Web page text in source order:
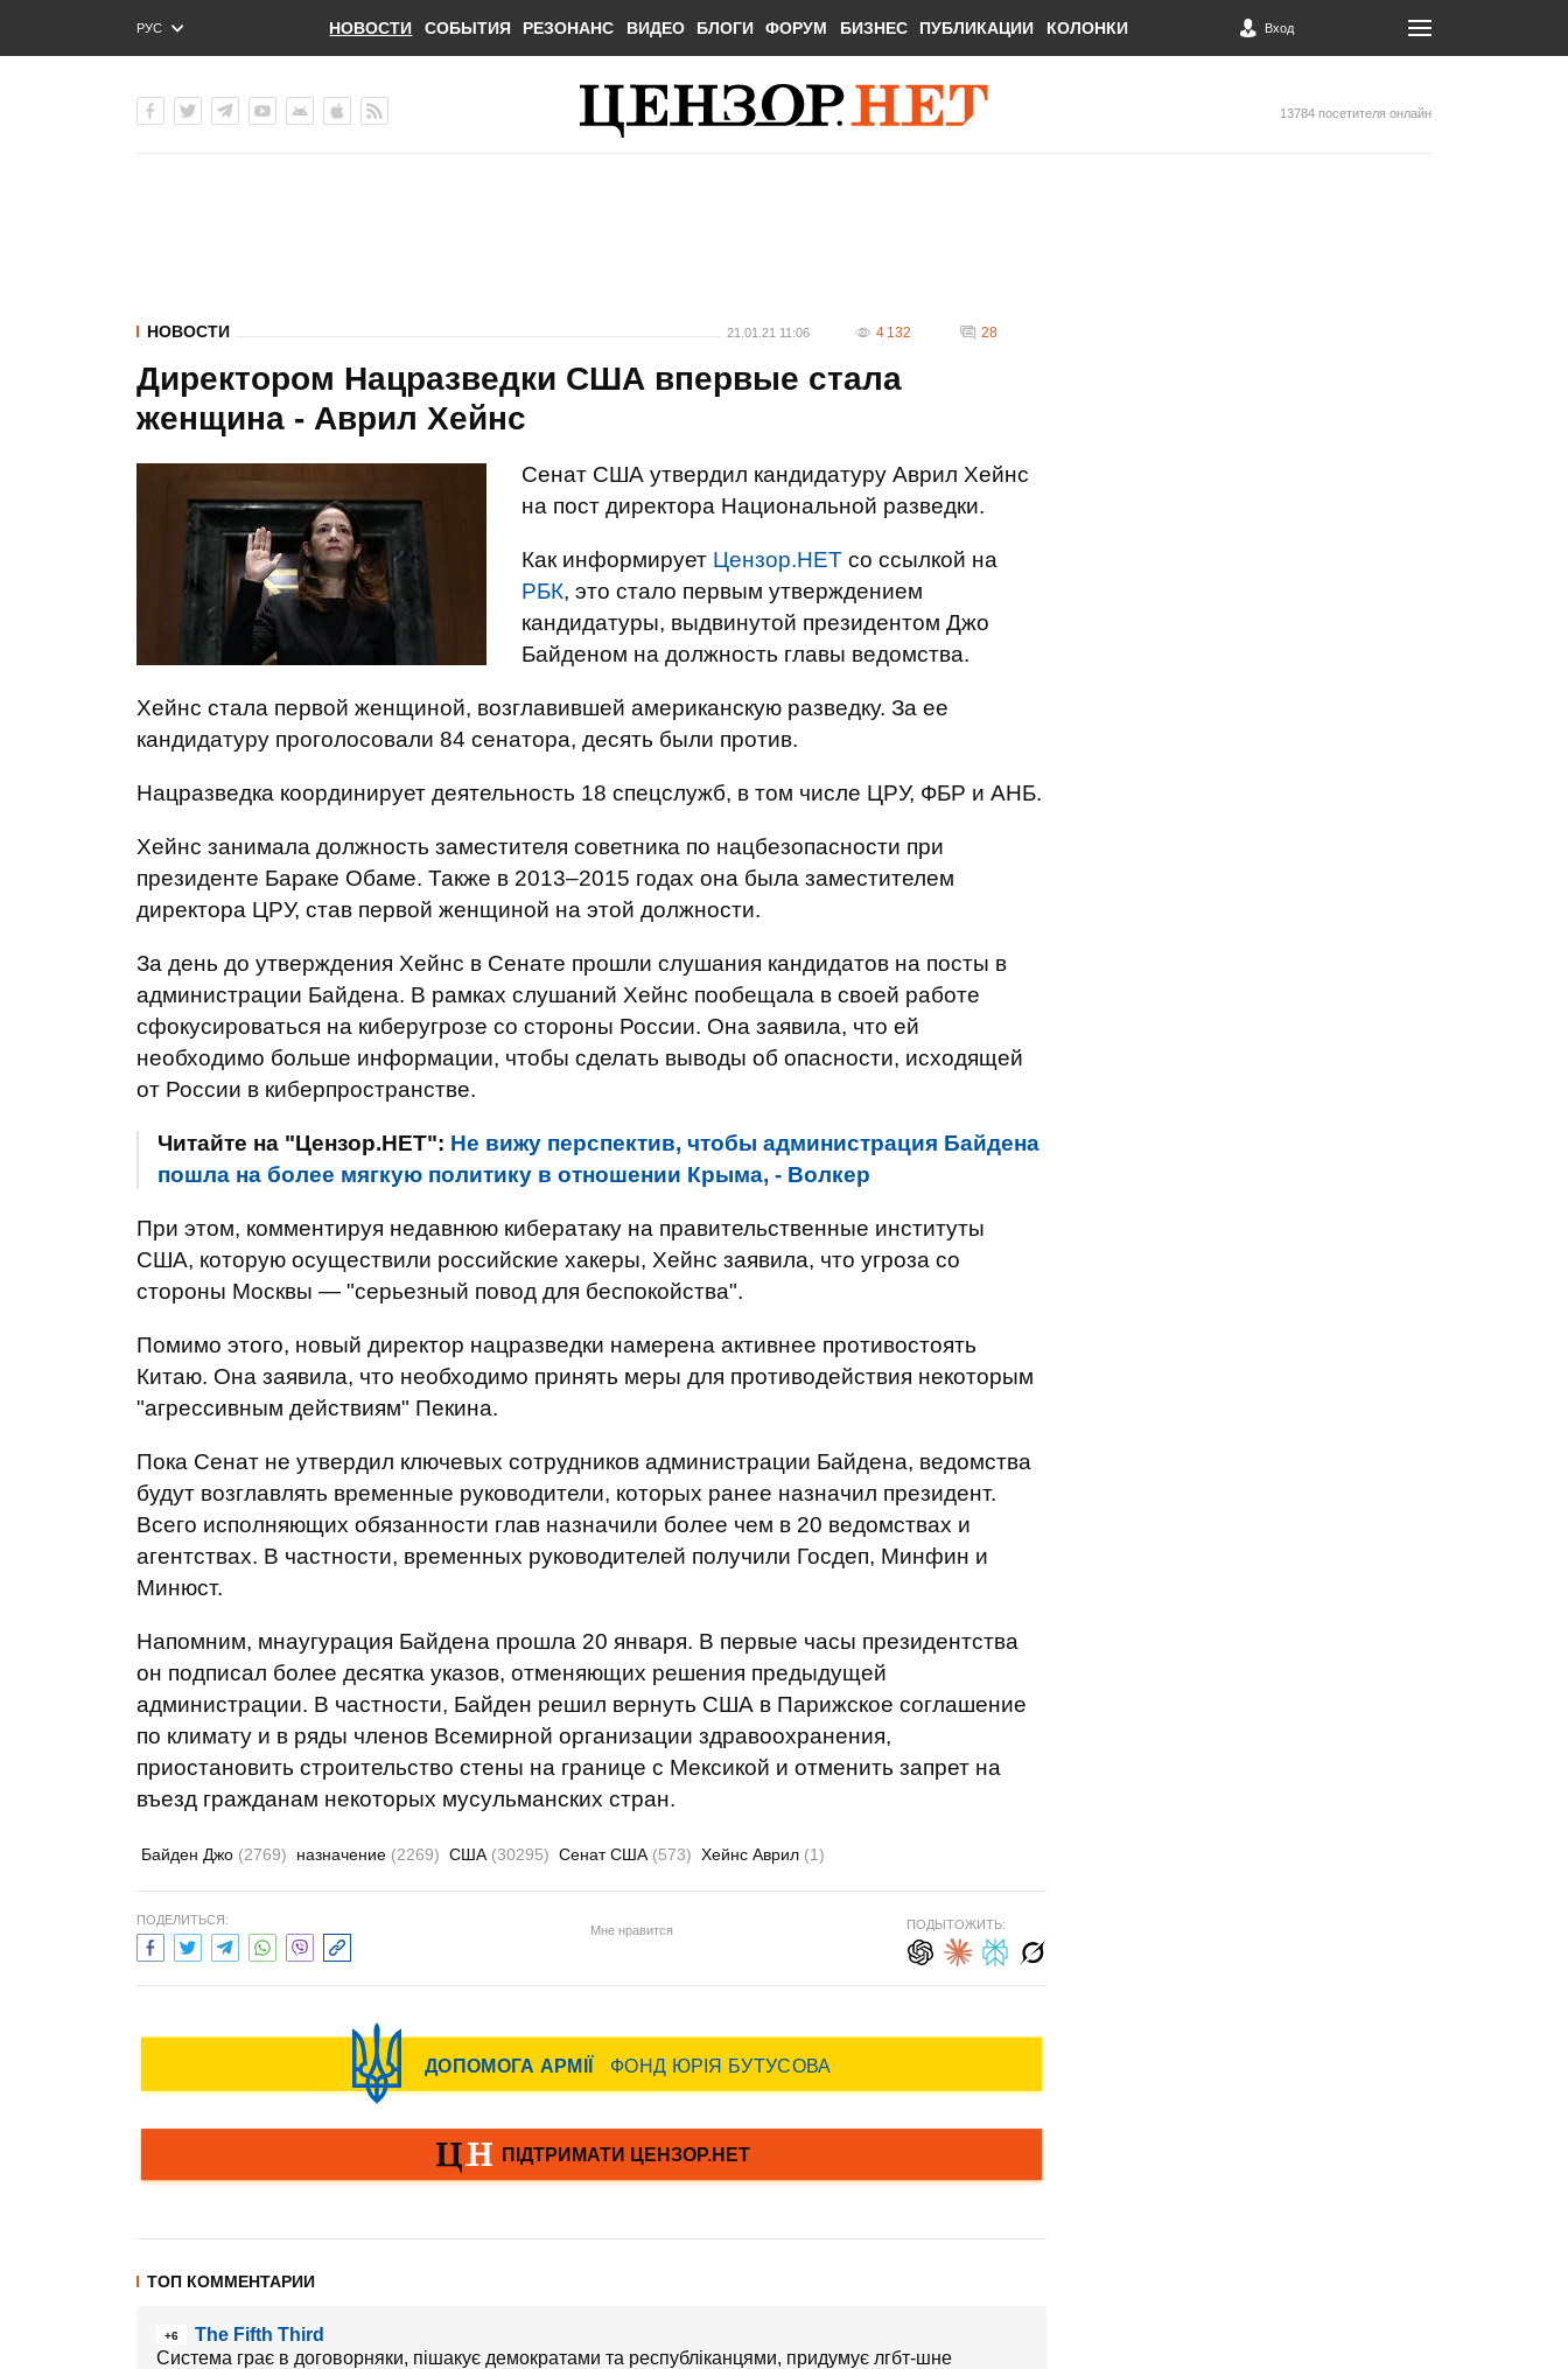
РУС
ENG
НОВОСТИ СОБЫТИЯ РЕЗОНАНС ВИДЕО БЛОГИ ФОРУМ БИЗНЕС ПУБЛИКАЦИИ КОЛОНКИ Вход
13784 посетителя онлайн
НОВОСТИ 21.01.21 11:06 4 132 28
Директором Нацразведки США впервые стала
женщина - Аврил Хейнс
Сенат США утвердил кандидатуру Аврил Хейнс
на пост директора Национальной разведки.
Как информирует Цензор.НЕТ со ссылкой на
РБК, это стало первым утверждением
кандидатуры, выдвинутой президентом Джо
Байденом на должность главы ведомства.
Хейнс стала первой женщиной, возглавившей американскую разведку. За ее
кандидатуру проголосовали 84 сенатора, десять были против.
Нацразведка координирует деятельность 18 спецслужб, в том числе ЦРУ, ФБР и АНБ.
Хейнс занимала должность заместителя советника по нацбезопасности при
президенте Бараке Обаме. Также в 2013–2015 годах она была заместителем
директора ЦРУ, став первой женщиной на этой должности.
За день до утверждения Хейнс в Сенате прошли слушания кандидатов на посты в
администрации Байдена. В рамках слушаний Хейнс пообещала в своей работе
сфокусироваться на киберугрозе со стороны России. Она заявила, что ей
необходимо больше информации, чтобы сделать выводы об опасности, исходящей
от России в киберпространстве.
Читайте на "Цензор.НЕТ": Не вижу перспектив, чтобы администрация Байдена
пошла на более мягкую политику в отношении Крыма, - Волкер
При этом, комментируя недавнюю кибератаку на правительственные институты
США, которую осуществили российские хакеры, Хейнс заявила, что угроза со
стороны Москвы — "серьезный повод для беспокойства".
Помимо этого, новый директор нацразведки намерена активнее противостоять
Китаю. Она заявила, что необходимо принять меры для противодействия некоторым
"агрессивным действиям" Пекина.
Пока Сенат не утвердил ключевых сотрудников администрации Байдена, ведомства
будут возглавлять временные руководители, которых ранее назначил президент.
Всего исполняющих обязанности глав назначили более чем в 20 ведомствах и
агентствах. В частности, временных руководителей получили Госдеп, Минфин и
Минюст.
Напомним, мнаугурация Байдена прошла 20 января. В первые часы президентства
он подписал более десятка указов, отменяющих решения предыдущей
администрации. В частности, Байден решил вернуть США в Парижское соглашение
по климату и в ряды членов Всемирной организации здравоохранения,
приостановить строительство стены на границе с Мексикой и отменить запрет на
въезд гражданам некоторых мусульманских стран.
Байден Джо (2769) назначение (2269) США (30295) Сенат США (573) Хейнс Аврил (1)
ПОДЕЛИТЬСЯ:
Мне нравится ПОДЫТОЖИТЬ:
ТОП КОММЕНТАРИИ
+6
The Fifth Third
Система грає в договорняки, пішакує демократами та республіканцями, придумує лгбт-шне